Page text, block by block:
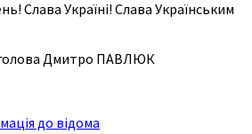
Слава Україні! Слава Українським
Дмитро ПАВЛЮК
до відома